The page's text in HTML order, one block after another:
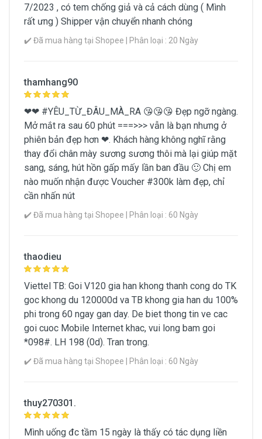
7/2023 , có tem chống giả và cả cách dùng ( Mình
rất ưng ) Shipper vận chuyển nhanh chóng
✔️ Đã mua hàng tại Shopee | Phân loại : 20 Ngày
thamhang90
❤❤ #YÊU_TỪ_ĐÂU_MÀ_RA 😘😘😘 Đẹp ngỡ ngàng.
Mở mắt ra sau 60 phút ===>>> vẫn là bạn nhưng ở
phiên bản đẹp hơn ❤. Khách hàng không nghĩ rằng
thay đổi chân mày sương sương thôi mà lại giúp mặt
sang, sáng, hút hồn gấp mấy lần ban đầu 🙂 Chị em
nào muốn nhận được Voucher #300k làm đẹp, chỉ
cần nhấn nút
✔️ Đã mua hàng tại Shopee | Phân loại : 60 Ngày
thaodieu
Viettel TB: Goi V120 gia han khong thanh cong do TK
goc khong du 120000d va TB khong gia han du 100%
phi trong 60 ngay gan day. De biet thong tin ve cac
goi cuoc Mobile Internet khac, vui long bam goi
*098#. LH 198 (0d). Tran trong.
✔️ Đã mua hàng tại Shopee | Phân loại : 60 Ngày
thuy270301.
Mình uống đc tầm 15 ngày là thấy có tác dụng liền